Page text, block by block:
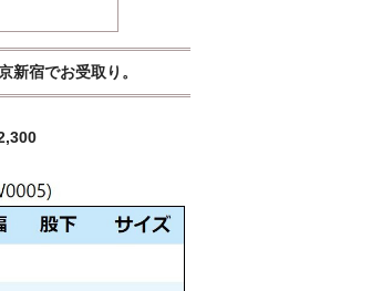
宿でお受取り。